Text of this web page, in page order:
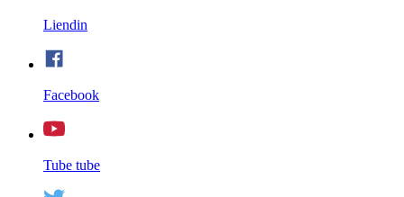
Liendin
Facebook
Tube tube